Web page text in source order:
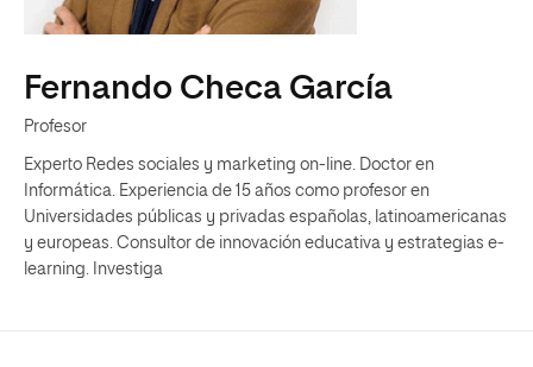
Fernando Checa García
Profesor
Experto Redes sociales y marketing on-line. Doctor en
Informática. Experiencia de 15 años como profesor en
Universidades públicas y privadas españolas, latinoamericanas
y europeas. Consultor de innovación educativa y estrategias e-
learning. Investiga